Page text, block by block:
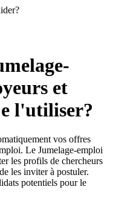
et
l'utiliser?
vos offres
Le Jumelage-emploi
les profils de chercheurs
les inviter à postuler.
potentiels pour le